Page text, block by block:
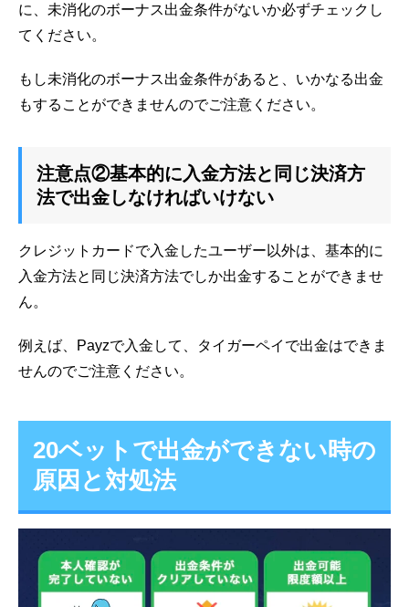
に、未消化のボーナス出金条件がないか必ずチェックし
てください。
もし未消化のボーナス出金条件があると、いかなる出金
もすることができませんのでご注意ください。
注意点②基本的に入金方法と同じ決済方
法で出金しなければいけない
クレジットカードで入金したユーザー以外は、基本的に
入金方法と同じ決済方法でしか出金することができませ
ん。
例えば、Payzで入金して、タイガーペイで出金はできま
せんのでご注意ください。
20ベットで出金ができない時の
原因と対処法